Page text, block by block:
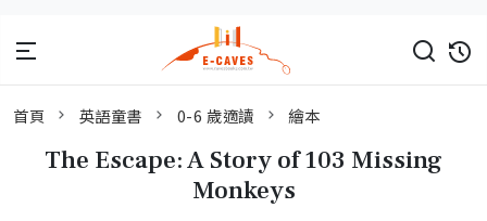
首頁 英語童書 0-6 歲適讀 繪本
The Escape: A Story of 103 Missing
Monkeys